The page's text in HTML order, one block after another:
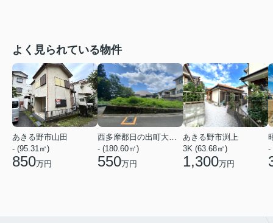
よく見られている物件
あきる野市山田
- (95.31㎡)
850万円
西多摩郡日の出町大字平井
- (180.60㎡)
550万円
あきる野市渕上
3K (63.68㎡)
1,300万円
-